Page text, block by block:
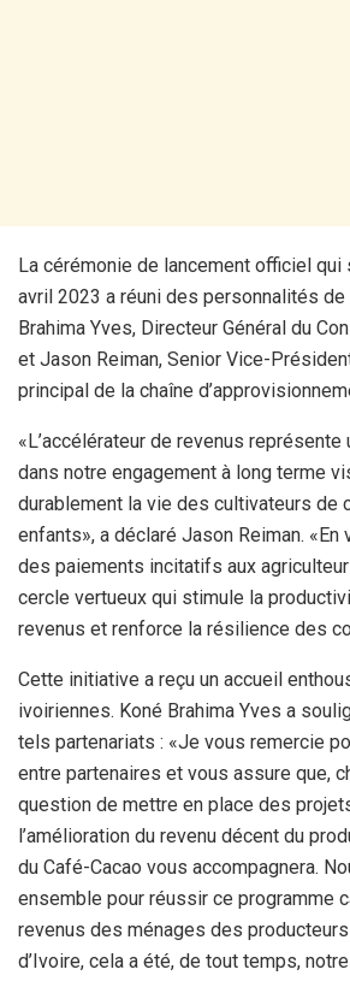
La cérémonie de lancement officiel qui
avril 2023 a réuni des personnalités de
Brahima Yves, Directeur Général du
et Jason Reiman, Senior Vice-
principal de la chaîne
«L’accélérateur de revenus
dans notre engagement à long terme
durablement la vie des cultivateurs de
enfants», a déclaré Jason Reiman.
des paiements incitatifs aux
cercle vertueux qui stimule la
revenus et renforce la résilience des
Cette initiative a reçu un accueil
ivoiriennes. Koné Brahima Yves a
tels partenariats : «Je vous remercie
entre partenaires et vous assure que,
question de mettre en place des
l’amélioration du revenu décent du
du Café-Cacao vous accompagnera.
ensemble pour réussir ce programme
revenus des ménages des
d’Ivoire, cela a été, de tout temps,